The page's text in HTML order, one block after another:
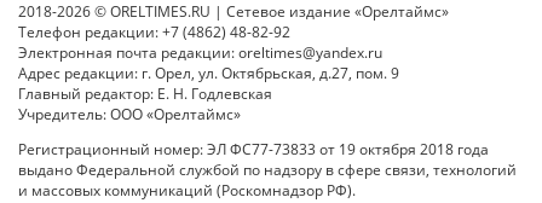
2018-2026 © ORELTIMES.RU | Сетевое издание «Орелтаймс»
Телефон редакции: +7 (4862) 48-82-92
Электронная почта редакции: oreltimes@yandex.ru
Адрес редакции: г. Орел, ул. Октябрьская, д.27, пом. 9
Главный редактор: Е. Н. Годлевская
Учредитель: ООО «Орелтаймс»
Регистрационный номер: ЭЛ ФС77-73833 от 19 октября 2018 года
выдано Федеральной службой по надзору в сфере связи, технологий
и массовых коммуникаций (Роскомнадзор РФ).